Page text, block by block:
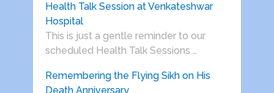
Health Talk Session at Venkateshwar
Hospital
This is just a gentle reminder to our
scheduled Health Talk Sessions …
Remembering the Flying Sikh on His
Death Anniversary